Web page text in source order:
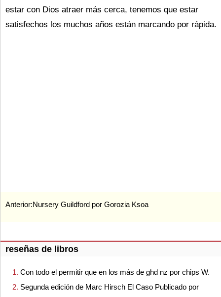
estar con Dios atraer más cerca, tenemos que estar
satisfechos los muchos años están marcando por rápida.
Anterior:Nursery Guildford por Gorozia Ksoa
reseñas de libros
Con todo el permitir que en los más de ghd nz por chips W.
Segunda edición de Marc Hirsch El Caso Publicado por